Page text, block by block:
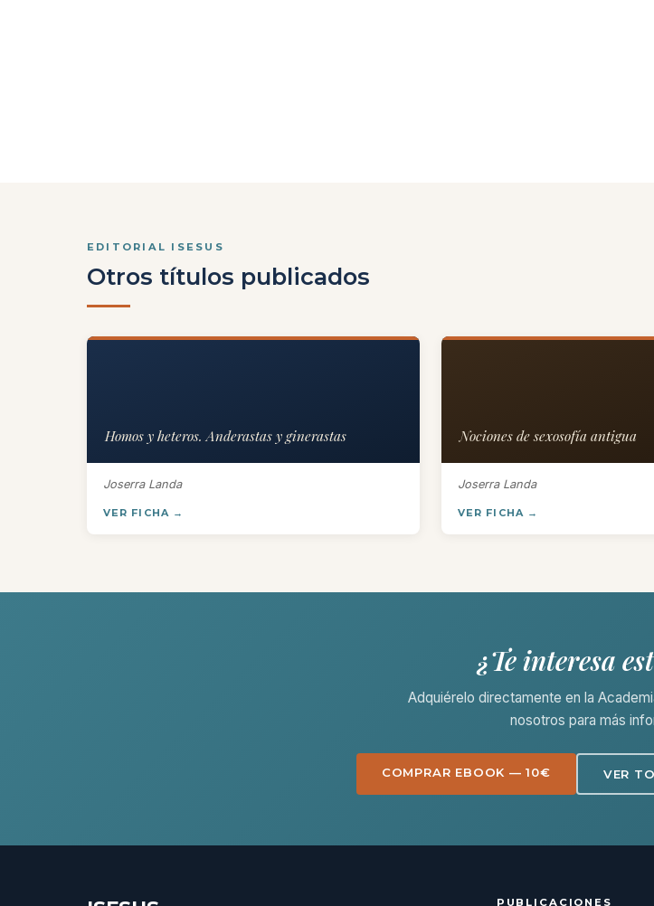
EDITORIAL ISESUS
Otros títulos publicados
Homos y heteros. Anderastas y ginerastas
Joserra Landa
VER FICHA →
Nociones de sexosofía antigua
Joserra Landa
VER FICHA →
¿Te interesa
Adquiérelo directamente en la
nosotros para más
COMPRAR EBOOK — 10€ VER
PUBLICACIONES